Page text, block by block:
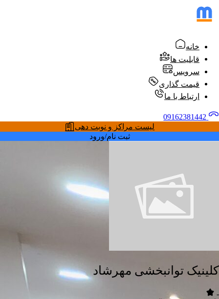
خانه
قابلیت ها
سرویس
قیمت گذاری
ارتباط با ما
لیست مراکز و نوبت دهی
ثبت نام/ورود
کلینیک توانبخشی مهرشاد
-